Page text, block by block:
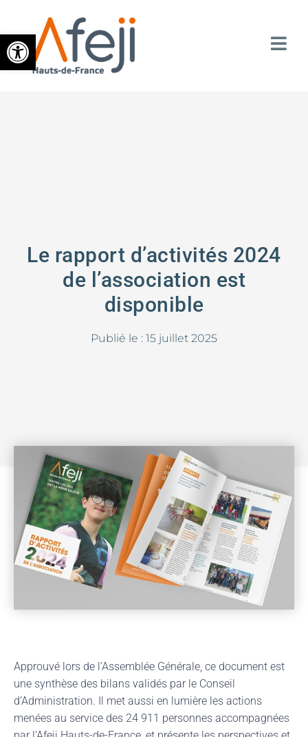
Ouvrir la barre d’outils
Le rapport d’activités 2024
de l’association est
disponible
Publié le : 15 juillet 2025
Approuvé lors de l’Assemblée Générale, ce document est
une synthèse des bilans validés par le Conseil
d’Administration. Il met aussi en lumière les actions
menées au service des 24 911 personnes accompagnées